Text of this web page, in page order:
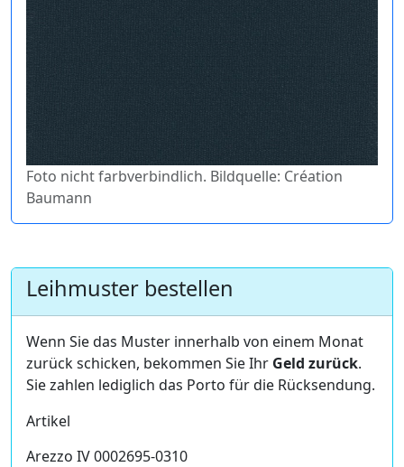
Foto nicht farbverbindlich. Bildquelle: Création
Baumann
Leihmuster bestellen
Wenn Sie das Muster innerhalb von einem Monat
zurück schicken, bekommen Sie Ihr Geld zurück.
Sie zahlen lediglich das Porto für die Rücksendung.
Artikel
Arezzo IV 0002695-0310